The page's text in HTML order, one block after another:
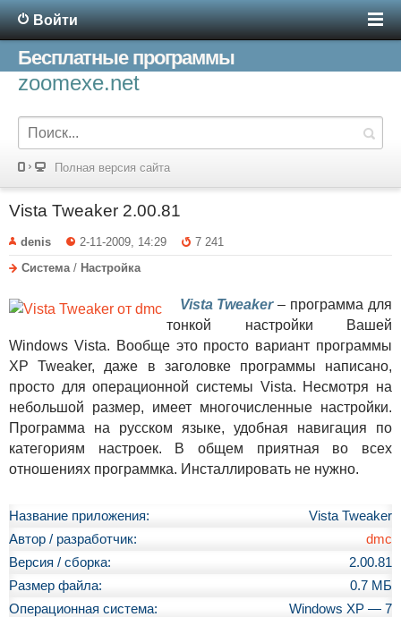
Войти
Бесплатные программы
zoomexe.net
Полная версия сайта
Vista Tweaker 2.00.81
denis 2-11-2009, 14:29
7 241
Система / Настройка
Vista Tweaker– программа для
тонкой настройки Вашей
Windows Vista. Вообще это просто вариант программы
XP Tweaker, даже в заголовке программы написано,
просто для операционной системы Vista. Несмотря на
небольшой размер, имеет многочисленные настройки.
Программа на русском языке, удобная навигация по
категориям настроек. В общем приятная во всех
отношениях программка. Инсталлировать не нужно.
Название приложения:
Vista Tweaker
Автор / разработчик:
dmc
Версия / сборка:
2.00.81
Размер файла:
0.7 МБ
Операционная система:
Windows XP — 7